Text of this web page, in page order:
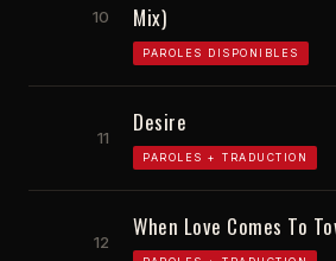
10
Mix)
PAROLES DISPONIBLES
11
Desire
PAROLES + TRADUCTION
12
When Love Comes To